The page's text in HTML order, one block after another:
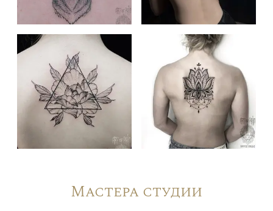
Мастера студии